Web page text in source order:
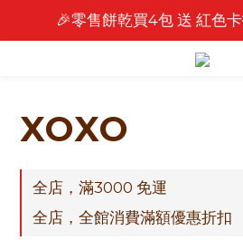
🎉 2026 中秋早鳥
🎉零售餅乾買4包 送 紅色
🎉 2026 中秋早鳥
XOXO
全店，滿3000 免運
全店，全館消費滿額優惠折扣